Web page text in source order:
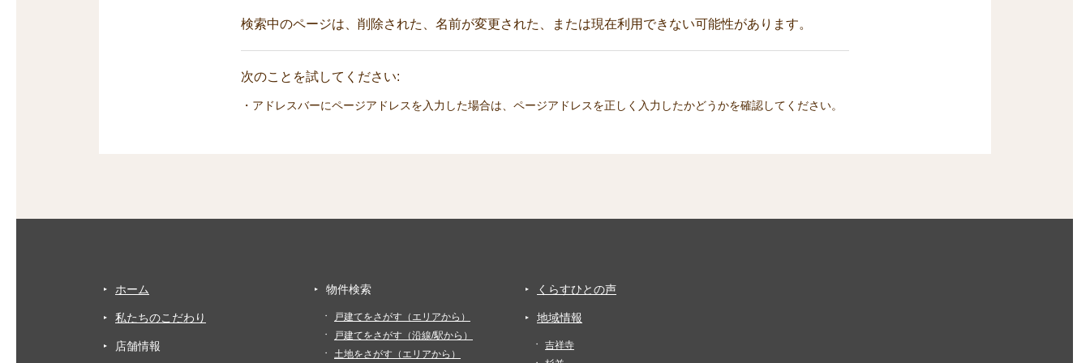
検索中のページは、削除された、名前が変更された、または現在利用できない可能性があります。
次のことを試してください:
・アドレスバーにページアドレスを入力した場合は、ページアドレスを正しく入力したかどうかを確認してください。
ホーム
私たちのこだわり
店舗情報
物件検索
戸建てをさがす（エリアから）
戸建てをさがす（沿線/駅から）
土地をさがす（エリアから）
くらすひとの声
地域情報
吉祥寺